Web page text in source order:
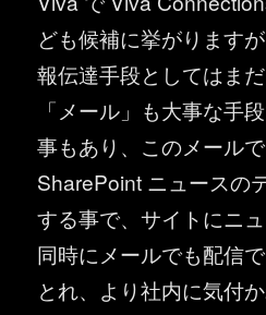
ども候補に挙がります
報伝達手段としてはま
「メール」も大事な手
事もあり、このメール
SharePoint ニュースの
する事で、サイトにニ
同時にメールでも配信
とれ、より社内に気付